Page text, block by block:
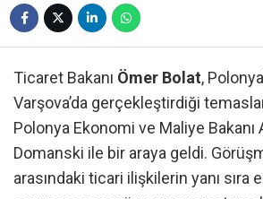
Ticaret Bakanı Ömer Bolat,
Varşova’da gerçekleştirdiği
Polonya Ekonomi ve Maliye Bakanı
Domanski ile bir araya geldi.
arasındaki ticari ilişkilerin yanı sıra